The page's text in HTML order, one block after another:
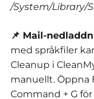
/System/Library/
📌 Mail-
med språkfiler
Cleanup i
manuellt. Öppna
Command + G